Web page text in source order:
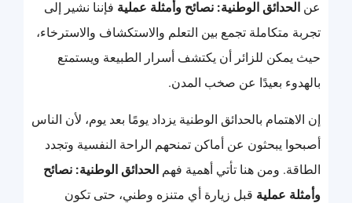
عن الحدائق الوطنية: نصائح وأمثلة عملية فإننا نشير إلى
تجربة متكاملة تجمع بين التعلم والاستكشاف والاسترخاء،
حيث يمكن للزائر أن يكتشف أسرار الطبيعة ويستمتع
بالهدوء بعيدًا عن صخب المدن.
إن الاهتمام بالحدائق الوطنية يزداد يومًا بعد يوم، لأن الناس
أصبحوا يبحثون عن أماكن تمنحهم الراحة النفسية وتجدد
الطاقة. ومن هنا تأتي أهمية فهم الحدائق الوطنية: نصائح
وأمثلة عملية قبل زيارة أي متنزه وطني، حتى تكون